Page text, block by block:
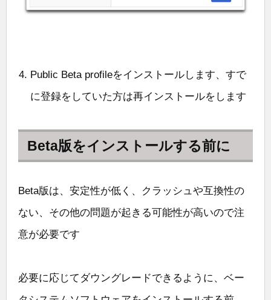
Public Beta profileをインストールします、すで
に登録をしていた方は再インストールをします
Beta版をインストールする前に
Beta版は、安定性が低く、クラッシュや互換性の
ない、その他の問題が起きる可能性が高いので注
意が必要です
必要に応じてダウングレードできるように、ベー